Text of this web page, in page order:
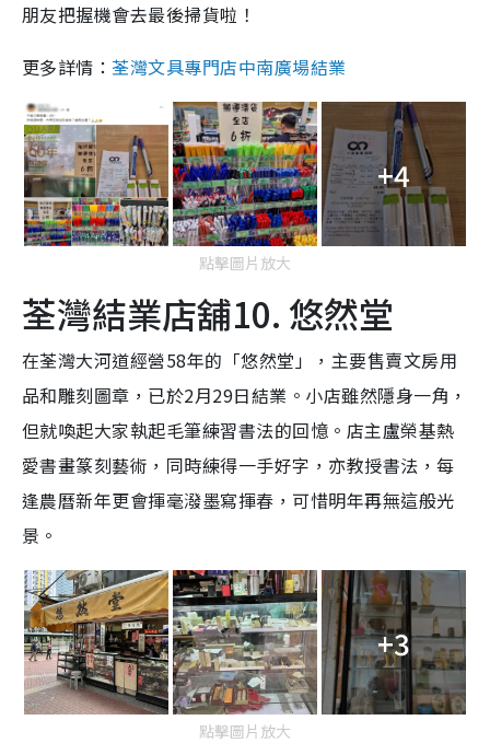
朋友把握機會去最後掃貨啦！
更多詳情： 荃灣文具專門店中南廣場結業
+4
點擊圖片放大
荃灣結業店舖10. 悠然堂
在荃灣大河道經營58年的「悠然堂」，主要售賣文房用
品和雕刻圖章，已於2月29日結業。小店雖然隱身一角，
但就喚起大家執起毛筆練習書法的回憶。店主盧榮基熱
愛書畫篆刻藝術，同時練得一手好字，亦教授書法，每
逢農曆新年更會揮毫潑墨寫揮春，可惜明年再無這般光
景。
+3
點擊圖片放大